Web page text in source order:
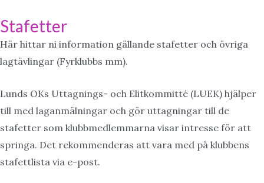
Stafetter
Här hittar ni information gällande stafetter och övriga
lagtävlingar (Fyrklubbs mm).
Lunds OKs Uttagnings- och Elitkommitté (LUEK) hjälper
till med laganmälningar och gör uttagningar till de
stafetter som klubbmedlemmarna visar intresse för att
springa. Det rekommenderas att vara med på klubbens
stafettlista via e-post.